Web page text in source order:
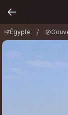
Égypte /